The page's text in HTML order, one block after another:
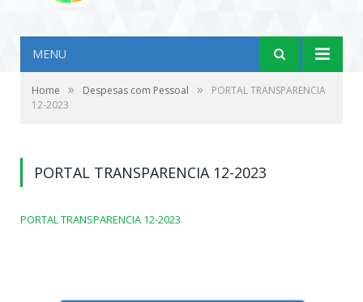
MENU
Home » Despesas com Pessoal »
PORTAL TRANSPARENCIA
12-2023
PORTAL TRANSPARENCIA 12-2023
PORTAL TRANSPARENCIA 12-2023